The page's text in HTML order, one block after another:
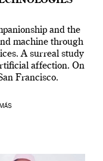
and the
machine through
A surreal study
affection. On
Francisco.